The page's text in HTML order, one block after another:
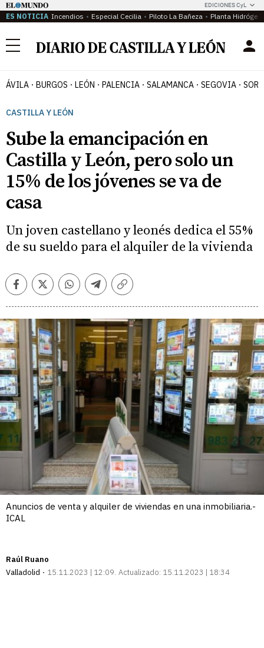
EDICIONES CyL
ES NOTICIA Incendios Especial Cecilia Piloto La Bañeza Planta
Menú
ÁVILA BURGOS LEÓN PALENCIA SALAMANCA SEGOVIA
CASTILLA Y LEÓN
Sube la emancipación en
Castilla y León, pero solo un
15% de los jóvenes se va de
casa
Un joven castellano y leonés dedica el 55%
de su sueldo para el alquiler de la vivienda
FacebookTwitterWhatsappTelegramCopiar
Anuncios de venta y alquiler de viviendas en una inmobiliaria.-
ICAL
Raúl Ruano
Valladolid
15.11.2023 | 12:09 Actualizado: 15.11.2023 | 18:34